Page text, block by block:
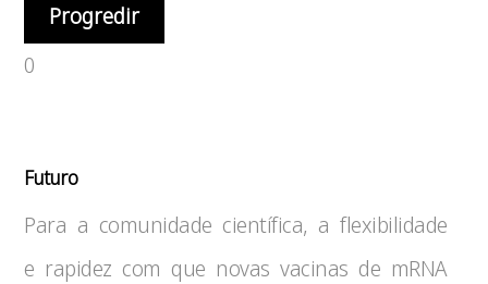
Progredir
0
Futuro
Para a comunidade científica, a flexibilidade
e rapidez com que novas vacinas de mRNA